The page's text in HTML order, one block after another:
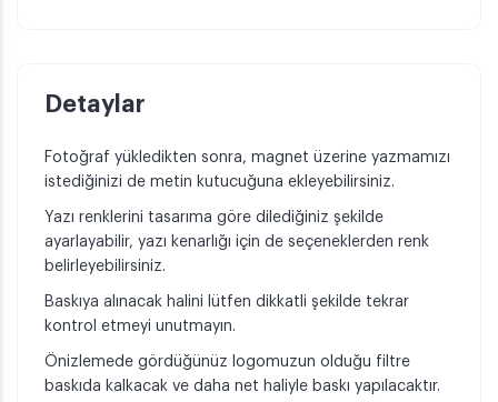
Detaylar
Fotoğraf yükledikten sonra, magnet üzerine yazmamızı
istediğinizi de metin kutucuğuna ekleyebilirsiniz.
Yazı renklerini tasarıma göre dilediğiniz şekilde
ayarlayabilir, yazı kenarlığı için de seçeneklerden renk
belirleyebilirsiniz.
Baskıya alınacak halini lütfen dikkatli şekilde tekrar
kontrol etmeyi unutmayın.
Önizlemede gördüğünüz logomuzun olduğu filtre
baskıda kalkacak ve daha net haliyle baskı yapılacaktır.